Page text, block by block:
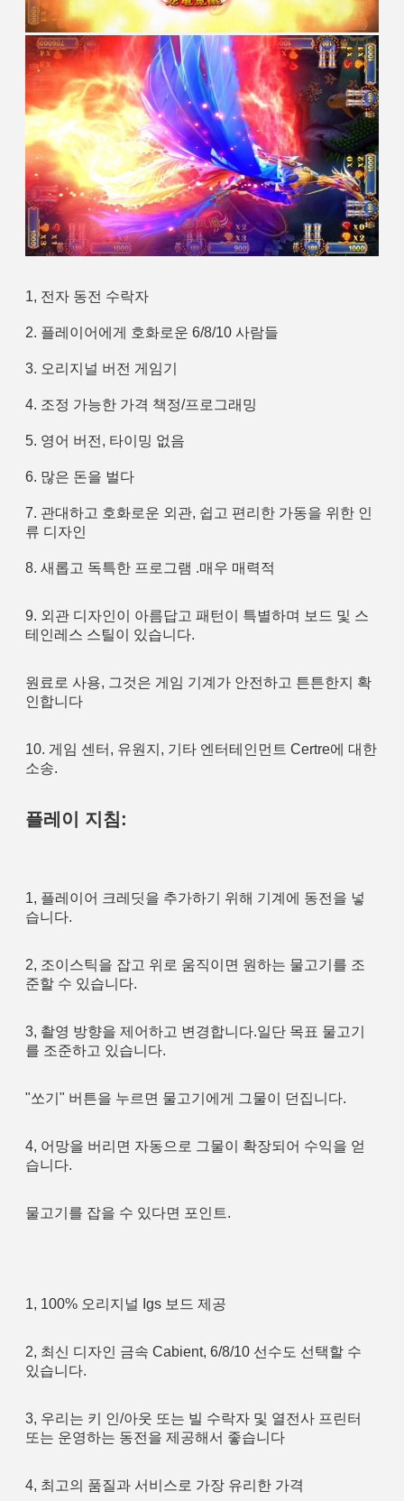
1, 전자 동전 수락자
2. 플레이어에게 호화로운 6/8/10 사람들
3. 오리지널 버전 게임기
4. 조정 가능한 가격 책정/프로그래밍
5. 영어 버전, 타이밍 없음
6. 많은 돈을 벌다
7. 관대하고 호화로운 외관, 쉽고 편리한 가동을 위한 인
류 디자인
8. 새롭고 독특한 프로그램 .매우 매력적
9. 외관 디자인이 아름답고 패턴이 특별하며 보드 및 스
테인레스 스틸이 있습니다.
원료로 사용, 그것은 게임 기계가 안전하고 튼튼한지 확
인합니다
10. 게임 센터, 유원지, 기타 엔터테인먼트 Certre에 대한
소송.
플레이 지침:
1, 플레이어 크레딧을 추가하기 위해 기계에 동전을 넣
습니다.
2, 조이스틱을 잡고 위로 움직이면 원하는 물고기를 조
준할 수 있습니다.
3, 촬영 방향을 제어하고 변경합니다.일단 목표 물고기
를 조준하고 있습니다.
"쏘기" 버튼을 누르면 물고기에게 그물이 던집니다.
4, 어망을 버리면 자동으로 그물이 확장되어 수익을 얻
습니다.
물고기를 잡을 수 있다면 포인트.
1, 100% 오리지널 Igs 보드 제공
2, 최신 디자인 금속 Cabient, 6/8/10 선수도 선택할 수
있습니다.
3, 우리는 키 인/아웃 또는 빌 수락자 및 열전사 프린터
또는 운영하는 동전을 제공해서 좋습니다
4, 최고의 품질과 서비스로 가장 유리한 가격